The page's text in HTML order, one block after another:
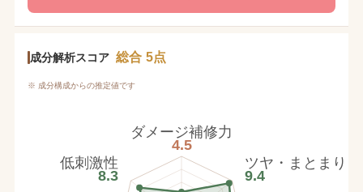
成分解析スコア 総合 5点
※ 成分構成からの推定値です
ダメージ補修力
4.5
ツヤ・まとまり
9.4
低刺激性
8.3